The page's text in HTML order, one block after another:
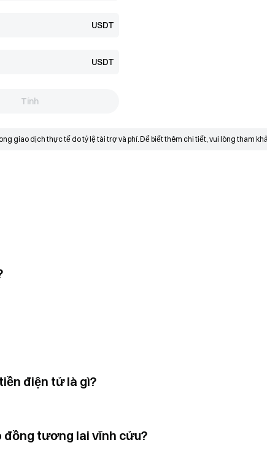
USDT
USDT
Tính
giao dịch thực tế do tỷ lệ tài trợ và phí.Để biết thêm chi tiết, vui lòng tham
điện tử là gì?
đồng tương lai vĩnh cửu?